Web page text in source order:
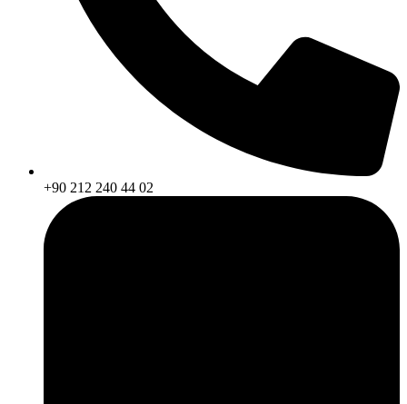
+90 212 240 44 02